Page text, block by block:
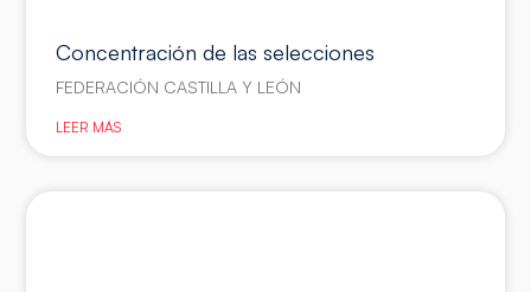
Concentración de las selecciones
FEDERACIÓN CASTILLA Y LEÓN
LEER MÁS